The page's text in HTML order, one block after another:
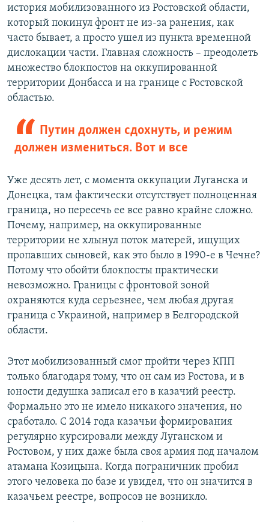
история мобилизованного из Ростовской области,
который покинул фронт не из-за ранения, как
часто бывает, а просто ушел из пункта временной
дислокации части. Главная сложность – преодолеть
множество блокпостов на оккупированной
территории Донбасса и на границе с Ростовской
областью.
Путин должен сдохнуть, и режим
должен измениться. Вот и все
Уже десять лет, с момента оккупации Луганска и
Донецка, там фактически отсутствует полноценная
граница, но пересечь ее все равно крайне сложно.
Почему, например, на оккупированные
территории не хлынул поток матерей, ищущих
пропавших сыновей, как это было в 1990-е в Чечне?
Потому что обойти блокпосты практически
невозможно. Границы с фронтовой зоной
охраняются куда серьезнее, чем любая другая
граница с Украиной, например в Белгородской
области.
Этот мобилизованный смог пройти через КПП
только благодаря тому, что он сам из Ростова, и в
юности дедушка записал его в казачий реестр.
Формально это не имело никакого значения, но
сработало. С 2014 года казачьи формирования
регулярно курсировали между Луганском и
Ростовом, у них даже была своя армия под началом
атамана Козицына. Когда пограничник пробил
этого человека по базе и увидел, что он значится в
казачьем реестре, вопросов не возникло.